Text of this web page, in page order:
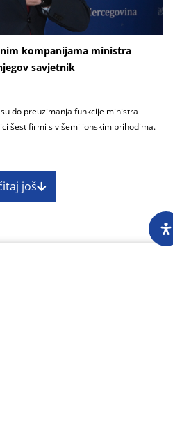
kompanijama ministra
savjetnik
do preuzimanja funkcije ministra
šest firmi s višemilionskim prihodima.
još